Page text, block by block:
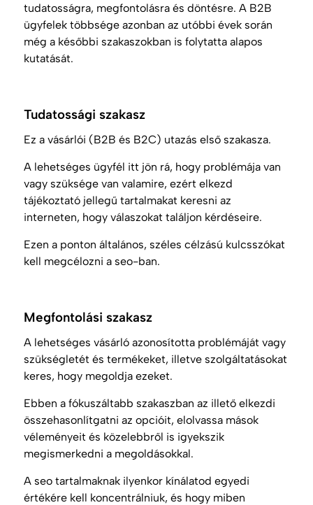
tudatosságra, megfontolásra és döntésre. A B2B
ügyfelek többsége azonban az utóbbi évek során
még a későbbi szakaszokban is folytatta alapos
kutatását.
Tudatossági szakasz
Ez a vásárlói (B2B és B2C) utazás első szakasza.
A lehetséges ügyfél itt jön rá, hogy problémája van
vagy szüksége van valamire, ezért elkezd
tájékoztató jellegű tartalmakat keresni az
interneten, hogy válaszokat találjon kérdéseire.
Ezen a ponton általános, széles célzású kulcsszókat
kell megcélozni a seo-ban.
Megfontolási szakasz
A lehetséges vásárló azonosította problémáját vagy
szükségletét és termékeket, illetve szolgáltatásokat
keres, hogy megoldja ezeket.
Ebben a fókuszáltabb szakaszban az illető elkezdi
összehasonlítgatni az opcióit, elolvassa mások
véleményeit és közelebbről is igyekszik
megismerkedni a megoldásokkal.
A seo tartalmaknak ilyenkor kínálatod egyedi
értékére kell koncentrálniuk, és hogy miben